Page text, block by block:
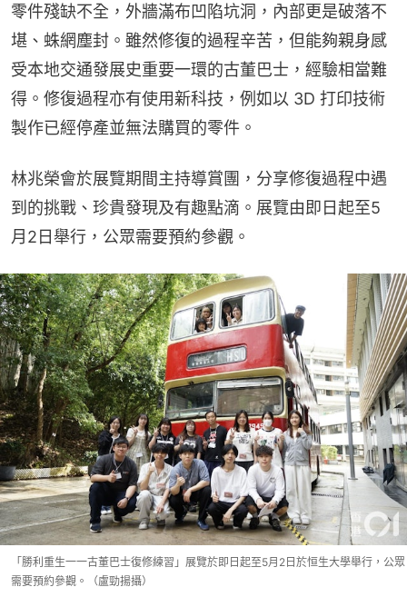
零件殘缺不全，外牆滿布凹陷坑洞，內部更是破落不
堪、蛛網塵封。雖然修復的過程辛苦，但能夠親身感
受本地交通發展史重要一環的古董巴士，經驗相當難
得。修復過程亦有使用新科技，例如以 3D 打印技術
製作已經停產並無法購買的零件。
林兆榮會於展覽期間主持導賞團，分享修復過程中遇
到的挑戰、珍貴發現及有趣點滴。展覽由即日起至5
月2日舉行，公眾需要預約參觀。
「勝利重生一一古董巴士復修練習」展覽於即日起至5月2日於恒生大學舉行，公眾
需要預約參觀。（盧勁揚攝）